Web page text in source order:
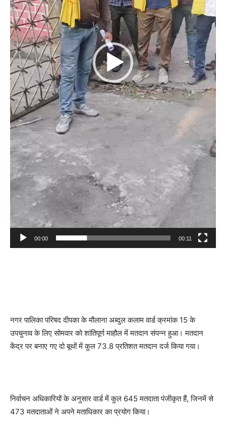
00:00 00:11
नगर पालिका परिषद दीपका के मौलाना अब्दुल कलाम वार्ड क्रमांक 15 के
उपचुनाव के लिए सोमवार को शांतिपूर्ण माहौल में मतदान संपन्न हुआ। मतदान
केंद्र पर बनाए गए दो बूथों में कुल 73.8 प्रतिशत मतदान दर्ज किया गया।
निर्वाचन अधिकारियों के अनुसार वार्ड में कुल 645 मतदाता पंजीकृत हैं, जिनमें से
473 मतदाताओं ने अपने मताधिकार का प्रयोग किया।